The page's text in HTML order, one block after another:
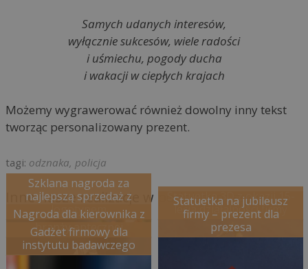
Samych udanych interesów,
wyłącznie sukcesów, wiele radości
i uśmiechu, pogody ducha
i wakacji w ciepłych krajach
Możemy wygrawerować również dowolny inny tekst
tworząc personalizowany prezent.
odznaka, policja
Inne nasze realizacje w podobnym stylu
Szklana nagroda za
najlepszą sprzedaż z
logotypem
Statuetka 3D z okazji 15-
lecia działalności firmy
Nagroda dla kierownika z
branży aptecznej
Statuetka na jubileusz
firmy – prezent dla
prezesa
Gadżet firmowy dla
instytutu badawczego